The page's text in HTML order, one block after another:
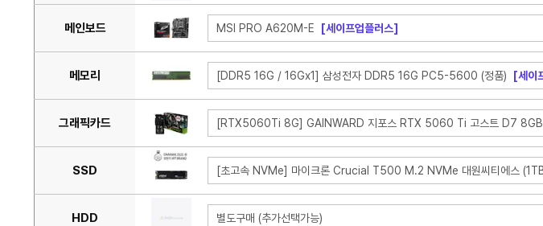
메인보드 MSI PRO A620M-E [세이프업플러스]
메모리 [DDR5 16G / 16Gx1] 삼성전자 DDR5 16G PC5-5600 (정품) [세이
그래픽카드 [RTX5060Ti 8G] GAINWARD 지포스 RTX 5060 Ti 고스트 D7 8GB
SSD [초고속 NVMe] 마이크론 Crucial T500 M.2 NVMe 대원씨티에스
HDD 별도구매 (추가선택가능)